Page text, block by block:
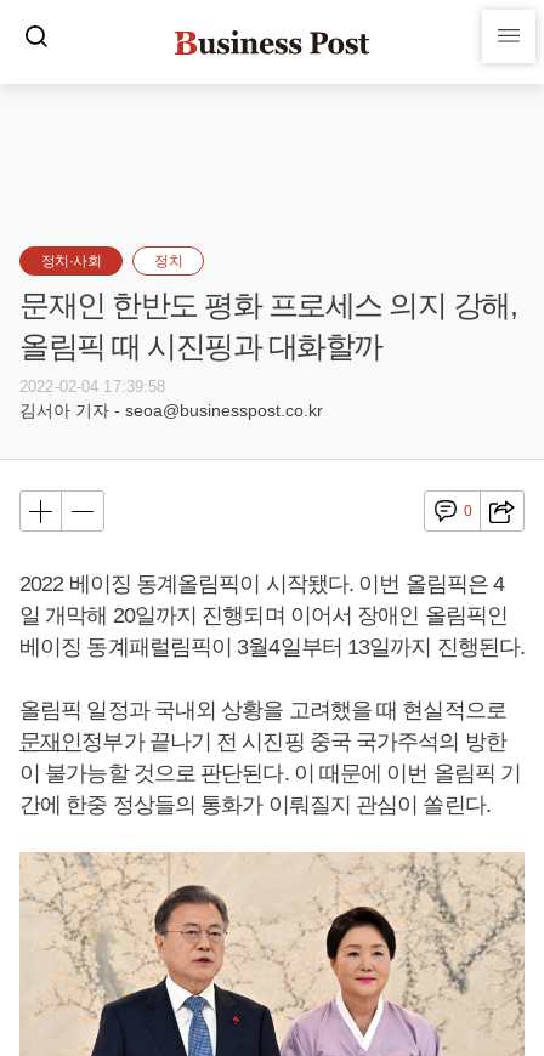
정치·사회 정치
문재인 한반도 평화 프로세스 의지 강해,
올림픽 때 시진핑과 대화할까
2022-02-04 17:39:58
김서아 기자 - seoa@businesspost.co.kr
0
2022 베이징 동계올림픽이 시작됐다. 이번 올림픽은 4
일 개막해 20일까지 진행되며 이어서 장애인 올림픽인
베이징 동계패럴림픽이 3월4일부터 13일까지 진행된다.
올림픽 일정과 국내외 상황을 고려했을 때 현실적으로
문재인정부가 끝나기 전 시진핑 중국 국가주석의 방한
이 불가능할 것으로 판단된다. 이 때문에 이번 올림픽 기
간에 한중 정상들의 통화가 이뤄질지 관심이 쏠린다.